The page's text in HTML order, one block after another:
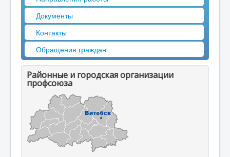
Документы
Контакты
Обращения граждан
Районные и городская организации
профсоюза